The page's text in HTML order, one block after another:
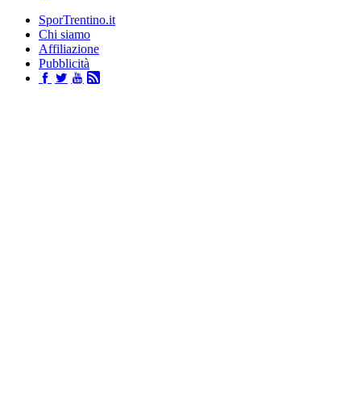
SporTrentino.it
Chi siamo
Affiliazione
Pubblicità